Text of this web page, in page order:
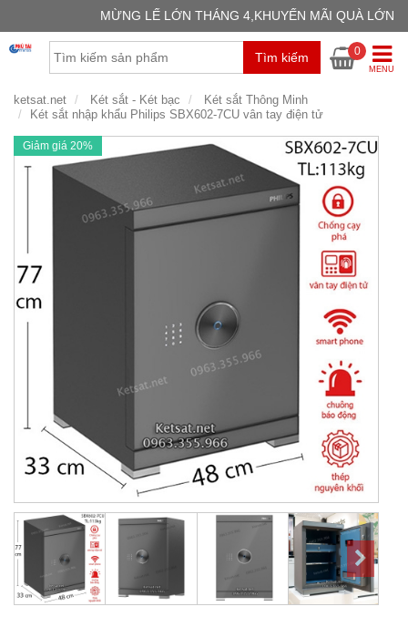
MỪNG LẾ LỚN THÁNG 4,KHUYẾN MÃI QUÀ LỚN
Tìm kiếm
GIỎ
Chưa
0
MENU
ketsat.net Két sắt - Két bạc
Két sắt Thông Minh
Két sắt nhập khẩu Philips SBX602-7CU vân tay điện tử
Giảm giá 20%